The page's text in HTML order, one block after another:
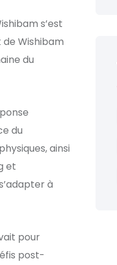
s’est
Wishibam
du
du
ainsi
et
à
pour
post-